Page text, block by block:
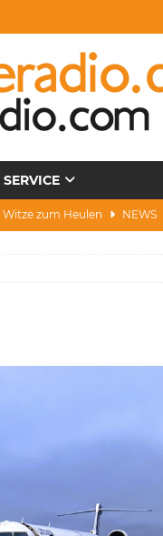
SERVICE
zum Heulen NEWS
& Warnung
Baustellen
& „Flug”-Hunde